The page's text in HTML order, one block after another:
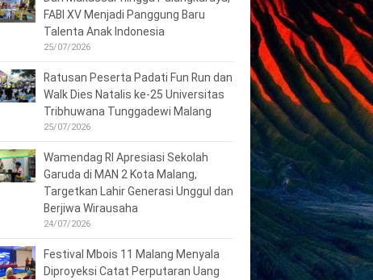
FABI XV Menjadi Panggung Baru
Talenta Anak Indonesia
25/07/2026
Ratusan Peserta Padati Fun Run dan
Walk Dies Natalis ke-25 Universitas
Tribhuwana Tunggadewi Malang
25/07/2026
Wamendag RI Apresiasi Sekolah
Garuda di MAN 2 Kota Malang,
Targetkan Lahir Generasi Unggul dan
Berjiwa Wirausaha
24/07/2026
Festival Mbois 11 Malang Menyala
Diproyeksi Catat Perputaran Uang